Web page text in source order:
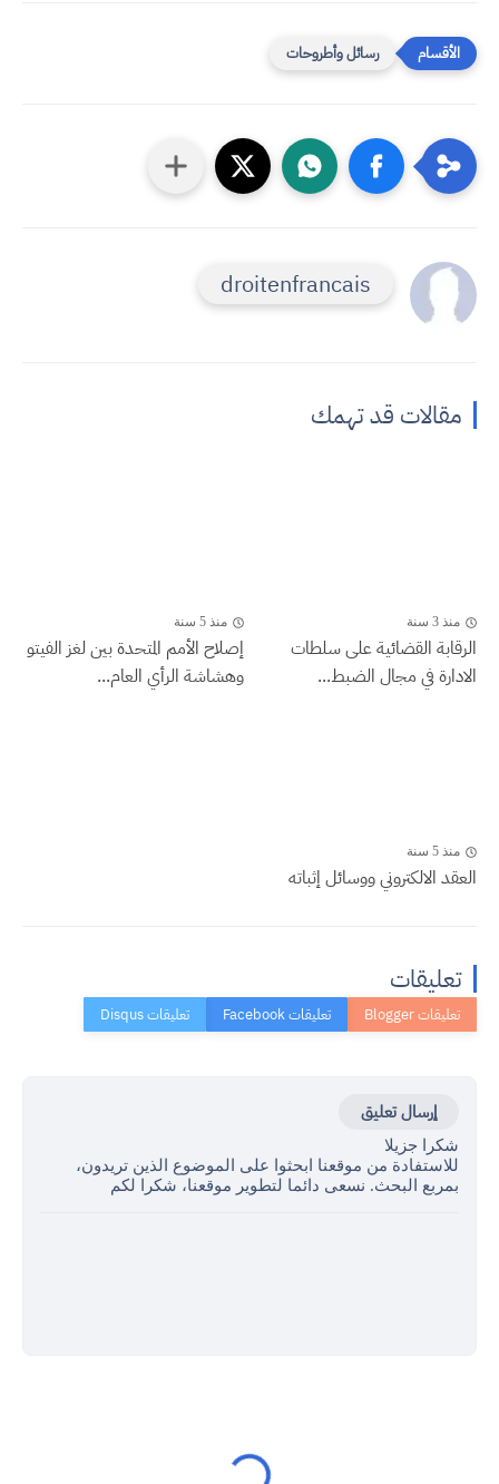
رسائل وأطروحات
droitenfrancais
مقالات قد تهمك
منذ 3 سنة
الرقابة القضائية على سلطات
الادارة في مجال الضبط...
منذ 5 سنة
إصلاح الأمم المتحدة بين لغز الفيتو
وهشاشة الرأي العام...
منذ 5 سنة
العقد الالكتروني ووسائل إثباته
تعليقات
إرسال تعليق
شكرا جزيلا
للاستفادة من موقعنا ابحثوا على الموضوع الذين تريدون،
بمربع البحث. نسعى دائما لتطوير موقعنا، شكرا لكم